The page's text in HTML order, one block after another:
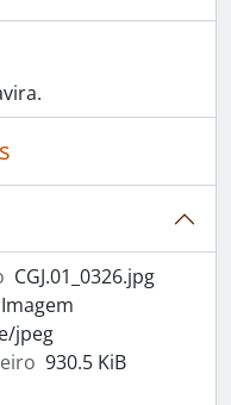
CGJ.01_0326.jpg
Imagem
jpeg
930.5 KiB